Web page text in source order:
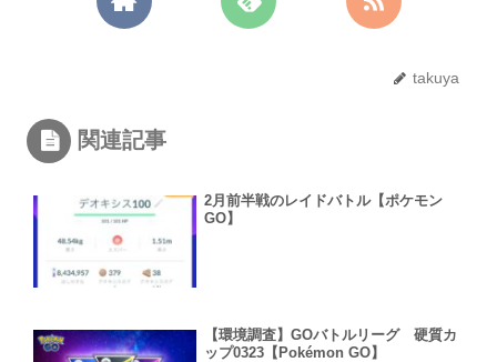
takuya
関連記事
2月前半戦のレイドバトル【ポケモン
GO】
【環境調査】GOバトルリーグ 硬質カ
ップ0323【Pokémon GO】